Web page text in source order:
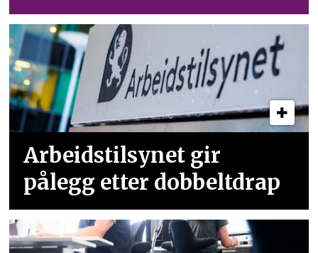
Arbeidstilsynet gir
pålegg etter dobbeltdrap